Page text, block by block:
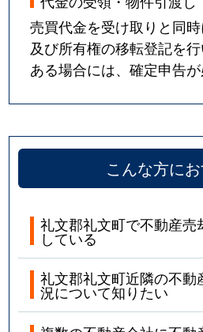
売買代金を受け取りと同
及び所有権の移転登記を
ある場合には、確定申告が
こんな方に
礼文郡礼文町で不動産売
している
礼文郡礼文町近隣の不動
況について知りたい